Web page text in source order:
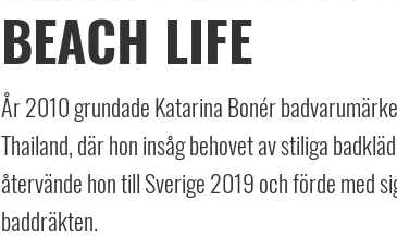
BEACH LIFE
År 2010 grundade Katarina Bonér
Thailand, där hon insåg behovet av stiliga
återvände hon till Sverige 2019 och förde med
baddräkten.